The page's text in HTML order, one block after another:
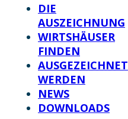
DIE
AUSZEICHNUNG
WIRTSHÄUSER
FINDEN
AUSGEZEICHNET
WERDEN
NEWS
DOWNLOADS